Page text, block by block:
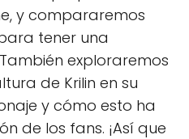
y compararemos
tener una
exploraremos
de Krilin en su
y cómo esto ha
de los fans. ¡Así que